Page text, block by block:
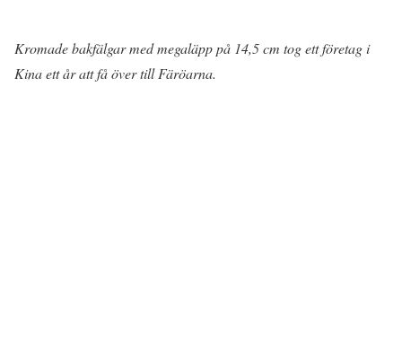
Kromade bakfälgar med megaläpp på 14,5 cm tog ett företag i
Kina ett år att få över till Färöarna.